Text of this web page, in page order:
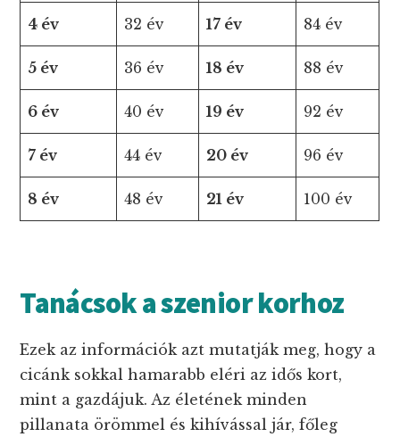
4 év 32 év 17 év 84 év
5 év 36 év 18 év 88 év
6 év 40 év 19 év 92 év
7 év 44 év 20 év 96 év
8 év 48 év 21 év 100 év
Tanácsok a szenior korhoz
Ezek az információk azt mutatják meg, hogy a
cicánk sokkal hamarabb eléri az idős kort,
mint a gazdájuk. Az életének minden
pillanata örömmel és kihívással jár, főleg